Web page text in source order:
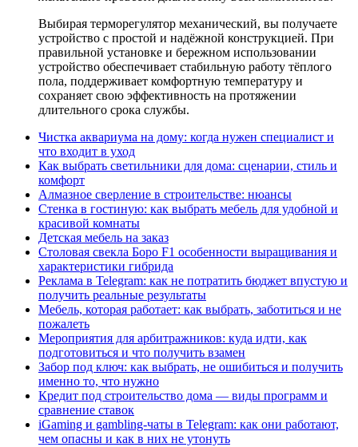
Выбирая терморегулятор механический, вы получаете
устройство с простой и надёжной конструкцией. При
правильной установке и бережном использовании
устройство обеспечивает стабильную работу тёплого
пола, поддерживает комфортную температуру и
сохраняет свою эффективность на протяжении
длительного срока службы.
Чистка аквариума на дому: когда нужен специалист и
что входит в уход
Как выбрать светильники для дома: сценарии, стиль и
комфорт
Алмазное сверление в строительстве: нюансы
Стенка в гостиную: как выбрать мебель для удобной и
красивой комнаты
Детская мебель на заказ
Столовая свекла Боро F1 особенности выращивания и
характеристики гибрида
Реклама в Telegram: как не потратить бюджет впустую и
получить реальные результаты
Мебель, которая работает: как выбрать, заботиться и не
пожалеть
Мероприятия для арбитражников: куда идти, как
подготовиться и что получить взамен
Забор под ключ: как выбрать, не ошибиться и получить
именно то, что нужно
Кредит под строительство дома — виды программ и
сравнение ставок
iGaming и gambling-чаты в Telegram: как они работают,
чем опасны и как в них не утонуть